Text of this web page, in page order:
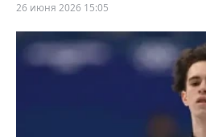
26 июня 2026 15:05